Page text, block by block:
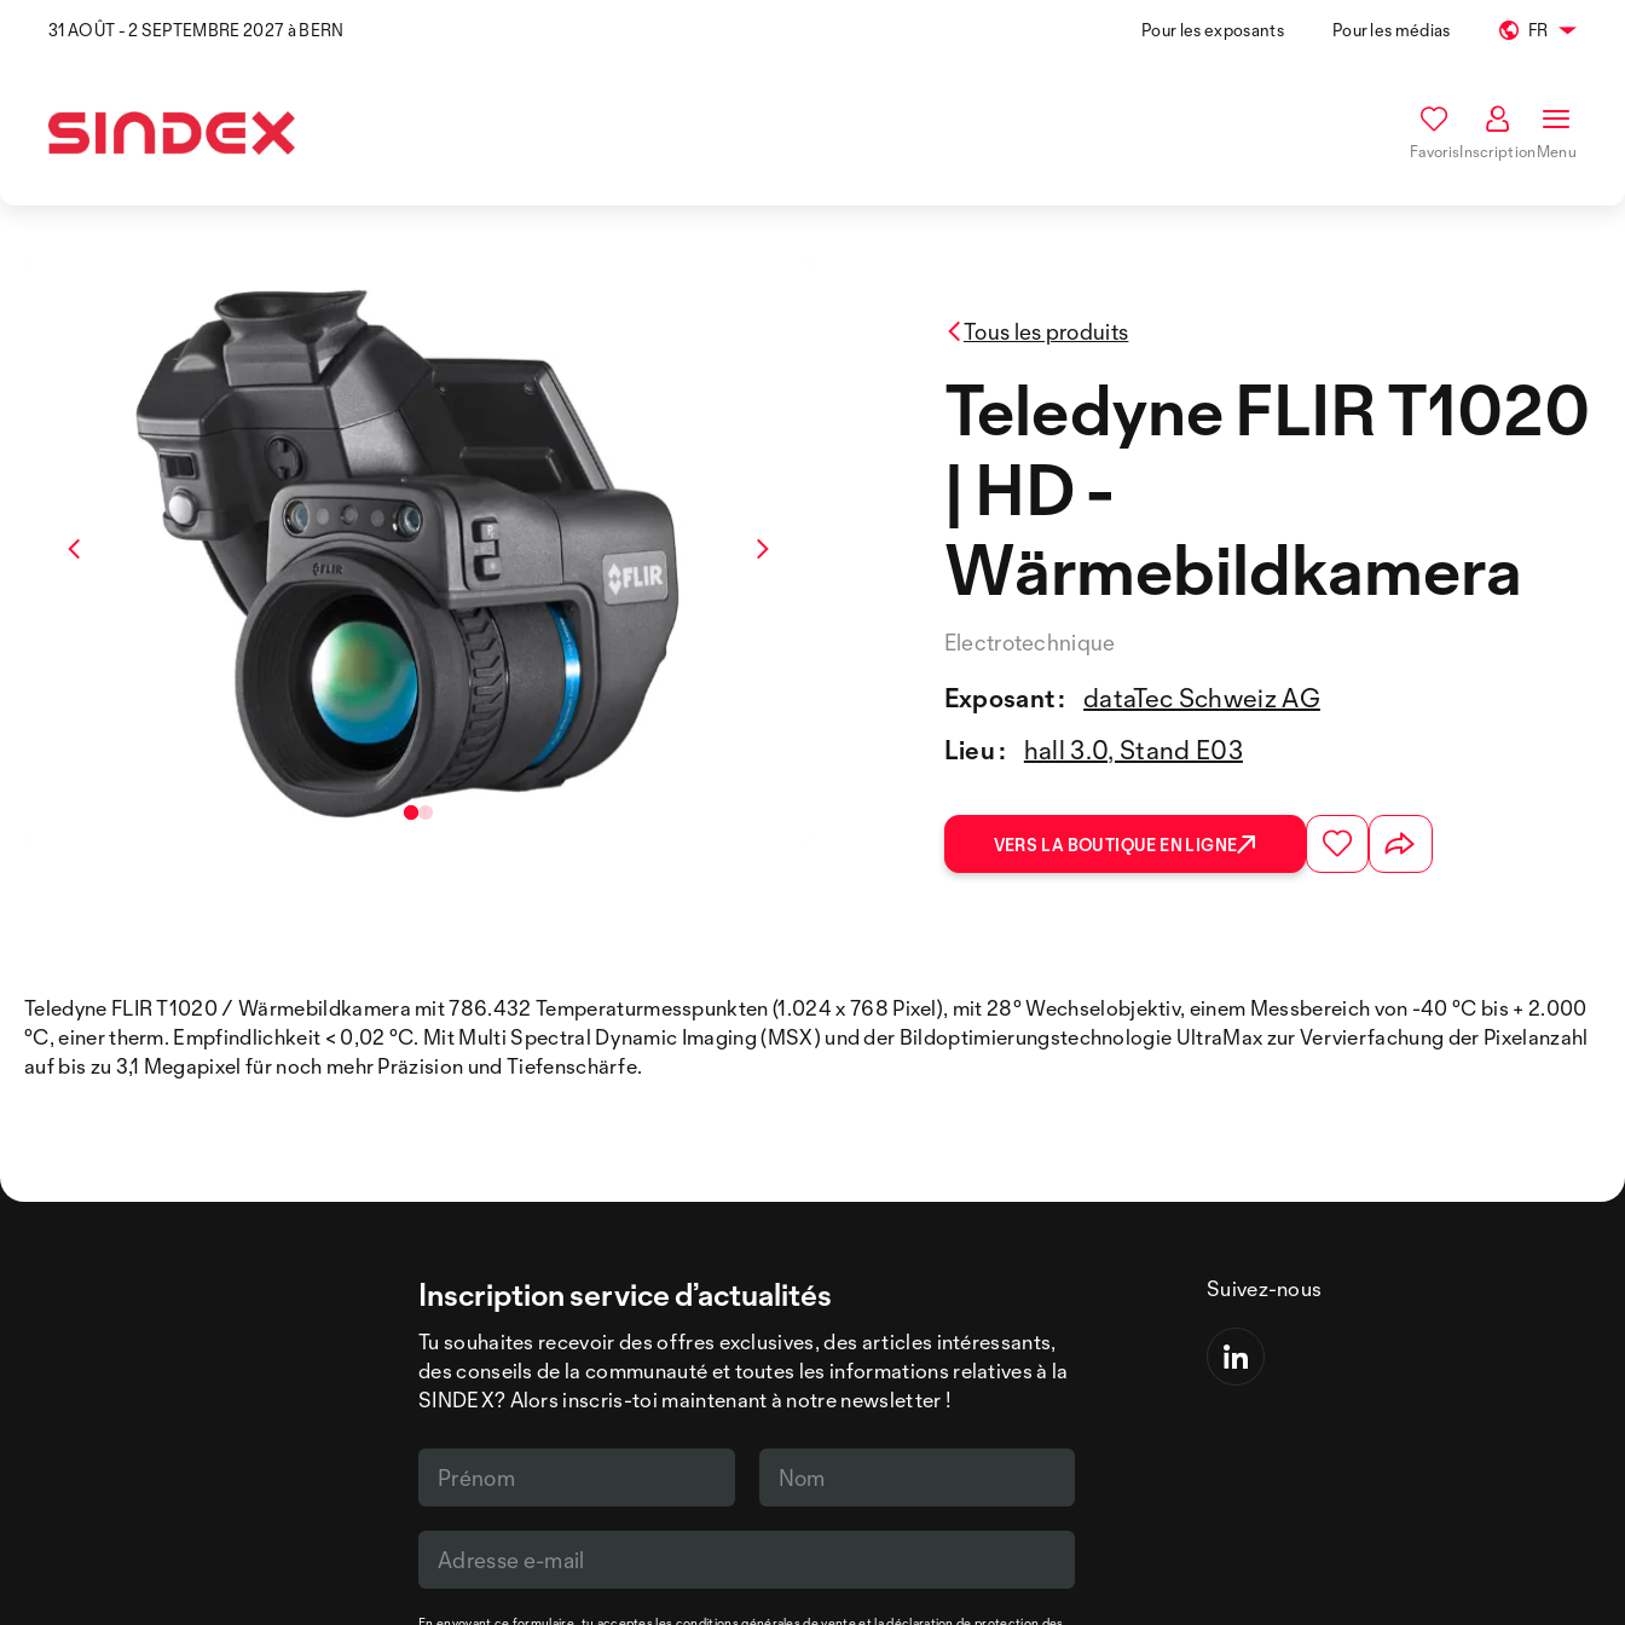
31 AOÛT - 2 SEPTEMBRE 2027 à BERN Pour les exposants Pour les médias FR
FavorisInscriptionMenu
Tous les produits
Teledyne FLIR T1020
| HD -
Wärmebildkamera
Electrotechnique
Exposant :
dataTec Schweiz AG
Lieu :
hall 3.0, Stand E03
VERS LA BOUTIQUE EN LIGNE
Teledyne FLIR T1020 / Wärmebildkamera mit 786.432 Temperaturmesspunkten (1.024 x 768 Pixel), mit 28° Wechselobjektiv, einem Messbereich von -40 °C bis + 2.000
°C, einer therm. Empfindlichkeit < 0,02 °C. Mit Multi Spectral Dynamic Imaging (MSX) und der Bildoptimierungstechnologie UltraMax zur Vervierfachung der Pixelanzahl
auf bis zu 3,1 Megapixel für noch mehr Präzision und Tiefenschärfe.
Inscription service d’actualités
Tu souhaites recevoir des offres exclusives, des articles intéressants,
des conseils de la communauté et toutes les informations relatives à la
SINDEX? Alors inscris-toi maintenant à notre newsletter !
Suivez-nous